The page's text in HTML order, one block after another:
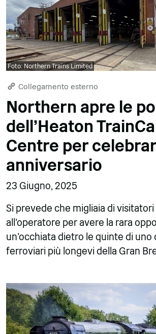
Foto: Northern Trains Limited
Collegamento esterno
Northern apre le
dell'Heaton
Centre per
anniversario
23 Giugno, 2025
Si prevede che migliaia di
all'operatore per avere la rara
un'occhiata dietro le quinte di uno
ferroviari più longevi della Gran